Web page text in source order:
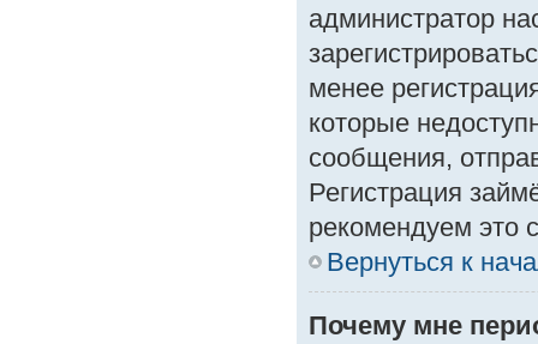
администратор
менее
которые
сообщения,
Регистрация
рекомендуем это
Вернуться к
Почему мне